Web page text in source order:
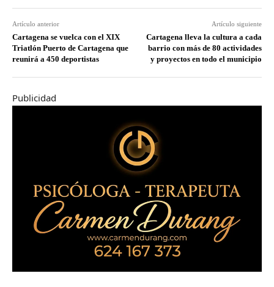
Artículo anterior
Cartagena se vuelca con el XIX
Triatlón Puerto de Cartagena que
reunirá a 450 deportistas
Artículo siguiente
Cartagena lleva la cultura a cada
barrio con más de 80 actividades
y proyectos en todo el municipio
Publicidad